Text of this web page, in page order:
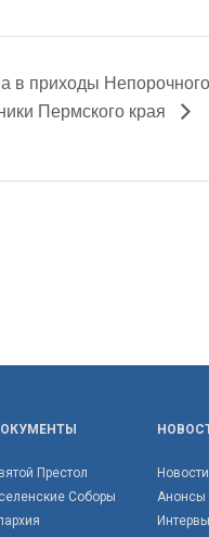
в приходы
Пермского края
Престол
Соборы
Новости
Анонсы